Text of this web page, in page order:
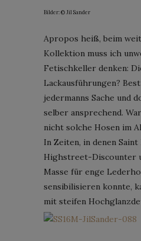
Bilder: © Jil Sander
Apropos heiß, beim
Kollektion muss ich
Fetischkeller denken:
Lackausführungen?
jedermanns Sache und
selber ansprechend.
nicht solche Hosen im
In Zeiten, in denen
Highstreet-Discounter
Masse für enge
sensibilisieren konnte,
mit steifen